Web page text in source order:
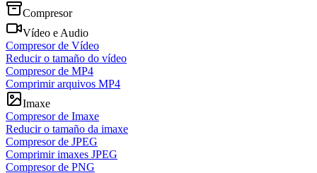
Compresor
Vídeo e Audio
Compresor de Vídeo
Reducir o tamaño do vídeo
Compresor de MP4
Comprimir arquivos MP4
Imaxe
Compresor de Imaxe
Reducir o tamaño da imaxe
Compresor de JPEG
Comprimir imaxes JPEG
Compresor de PNG